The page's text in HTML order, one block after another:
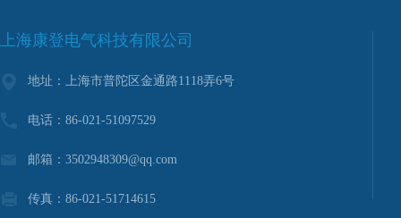
上海康登电气科技有限公司
地址：上海市普陀区金通路1118弄6号
电话：86-021-51097529
邮箱：3502948309@qq.com
传真：86-021-51714615